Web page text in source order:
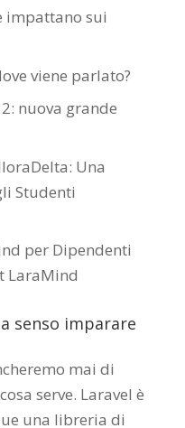
impattano sui
viene parlato?
nuova grande
Una
Studenti
per Dipendenti
LaraMind
senso imparare
mai di
serve. Laravel è
una libreria di